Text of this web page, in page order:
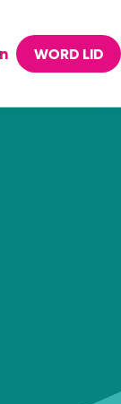
WORD LID